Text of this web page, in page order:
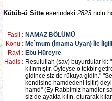
Kütüb-ü Sitte eserindeki 2823 nolu
Fasil : NAMAZ BÖLÜMÜ
Konu : Me`mum (İmama Uyan) İle
Ravi : Ebu Hüreyre
Hadis : Resulullah (sav) buyurdular ki:
kılınmıştır. Öyleyse o tekbir
gidince siz de rükuya gidin."
kendisine hamdedeni işitir)
hamd" (Ey Rabbimiz hamdler
siz de ayakta kılın, oturarak